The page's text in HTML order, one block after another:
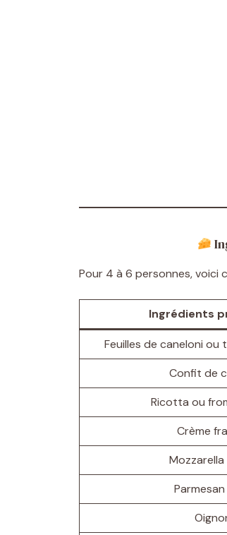
Pour 4 à 6 personnes, voici
Ingrédients
Feuilles de caneloni
Confit de
Ricotta ou
Crème